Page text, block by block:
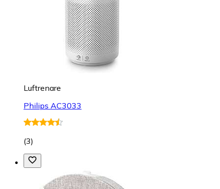
Luftrenare
Philips AC3033
(3)